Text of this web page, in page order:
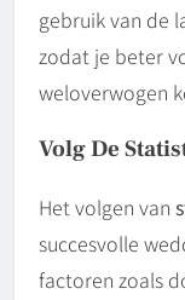
gebruik van de
zodat je beter
weloverwogen
Volg De
Het volgen van
succesvolle
factoren zoals